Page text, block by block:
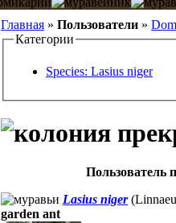
Главная » Пользователи »
Категории
Species: Lasius niger
Пользователь
Lasius niger
garden ant